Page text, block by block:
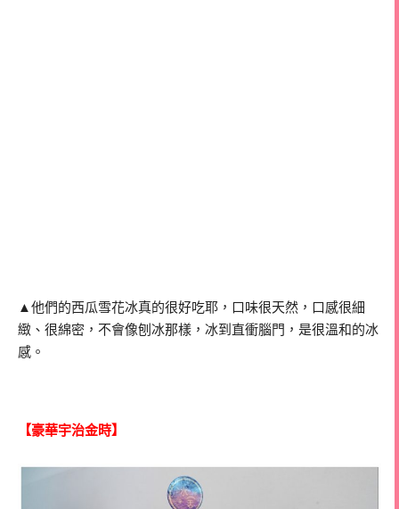
▲他們的西瓜雪花冰真的很好吃耶，口味很天然，口感很細
緻、很綿密，不會像刨冰那樣，冰到直衝腦門，是很溫和的冰
感。
【豪華宇治金時】